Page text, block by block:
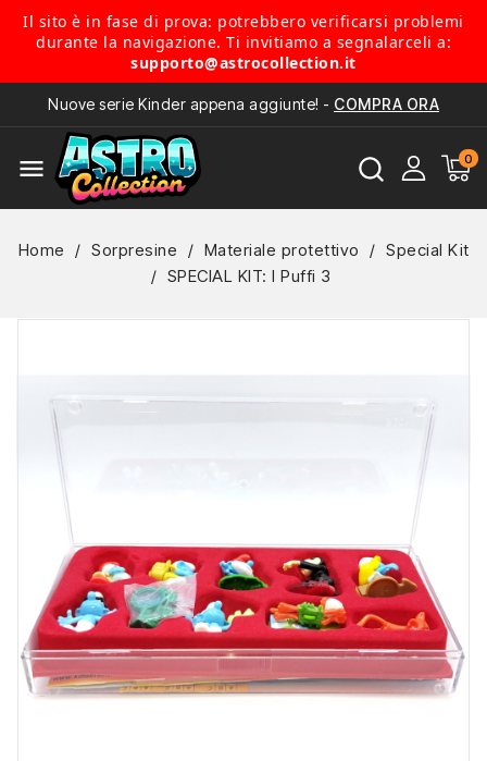
Il sito è in fase di prova: potrebbero verificarsi problemi
durante la navigazione. Ti invitiamo a segnalarceli a:
supporto@astrocollection.it
Nuove serie Kinder appena aggiunte! - COMPRA ORA
menu
Home Sorpresine Materiale protettivo
Special Kit
SPECIAL KIT: I Puffi 3